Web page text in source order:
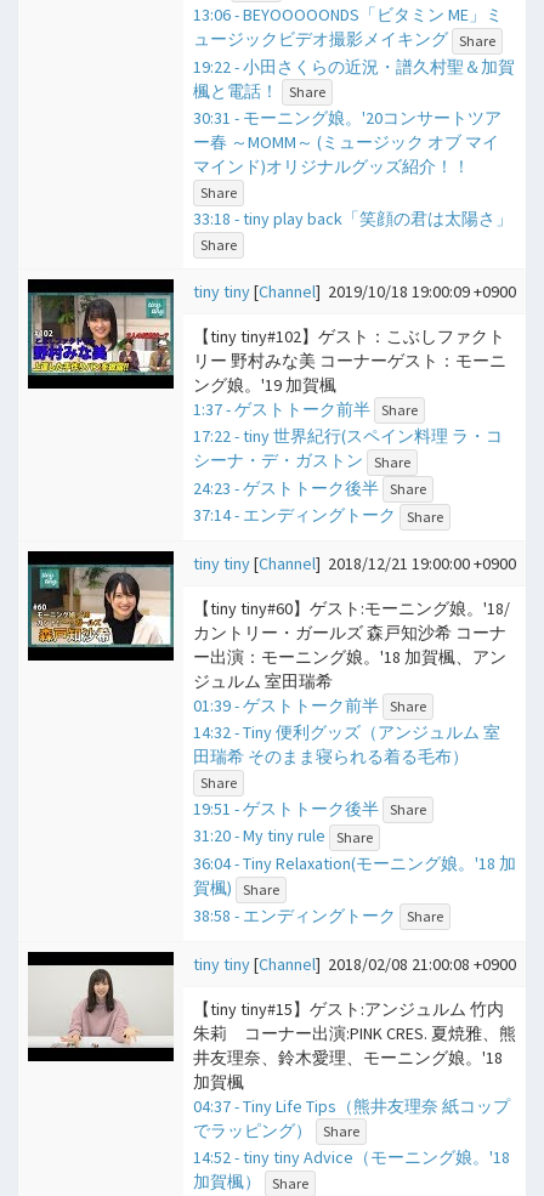
13:06 - BEYOOOOONDS「ビタミン ME」ミ
ュージックビデオ撮影メイキング Share
19:22 - 小田さくらの近況・譜久村聖＆加賀
楓と電話！
Share
30:31 - モーニング娘。'20コンサートツア
ー春 ～MOMM～ (ミュージック オブ マイ
マインド)オリジナルグッズ紹介！！
Share
33:18 - tiny play back「笑顔の君は太陽さ」
Share
tiny tiny[Channel] 2019/10/18 19:00:09 +0900
【tiny tiny#102】ゲスト：こぶしファクト
リー 野村みな美 コーナーゲスト：モーニ
ング娘。'19 加賀楓
1:37 - ゲストトーク前半 Share
17:22 - tiny 世界紀行(スペイン料理 ラ・コ
シーナ・デ・ガストン
Share
24:23 - ゲストトーク後半 Share
37:14 - エンディングトーク Share
tiny tiny[Channel] 2018/12/21 19:00:00 +0900
【tiny tiny#60】ゲスト:モーニング娘。'18/
カントリー・ガールズ 森戸知沙希 コーナ
ー出演：モーニング娘。'18 加賀楓、アン
ジュルム 室田瑞希
01:39 - ゲストトーク前半 Share
14:32 - Tiny 便利グッズ（アンジュルム 室
田瑞希 そのまま寝られる着る毛布）
Share
19:51 - ゲストトーク後半 Share
31:20 - My tiny rule Share
36:04 - Tiny Relaxation(モーニング娘。'18 加
賀楓)
Share
38:58 - エンディングトーク Share
tiny tiny[Channel] 2018/02/08 21:00:08 +0900
【tiny tiny#15】ゲスト:アンジュルム 竹内
朱莉 コーナー出演:PINK CRES. 夏焼雅、熊
井友理奈、鈴木愛理、モーニング娘。'18
加賀楓
04:37 - Tiny Life Tips（熊井友理奈 紙コップ
でラッピング）
Share
14:52 - tiny tiny Advice（モーニング娘。'18
加賀楓）
Share